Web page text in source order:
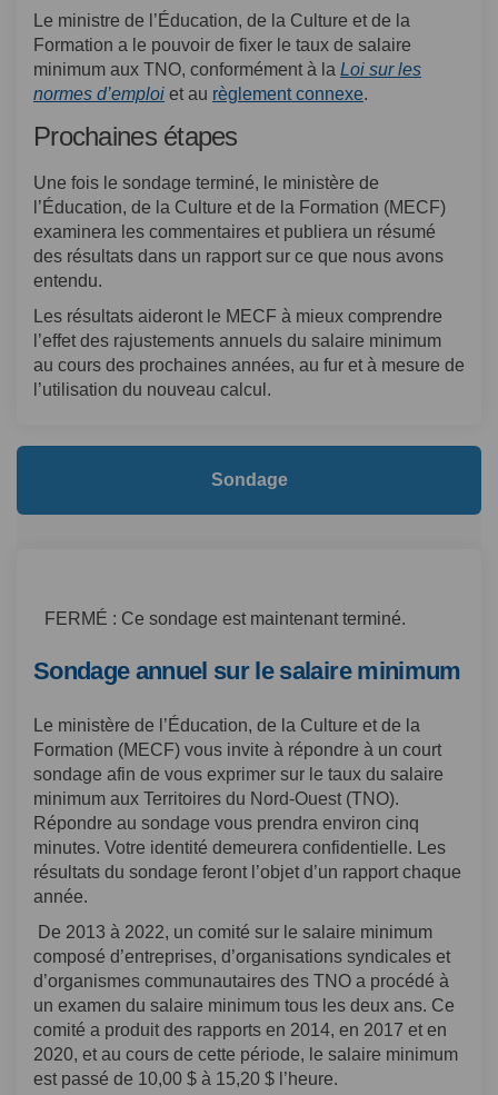
Le ministre de l’Éducation, de la Culture et de la
Formation a le pouvoir de fixer le taux de salaire
minimum aux TNO, conformément à la Loi sur les
normes d’emploi(Liens externes)
et au règlement connexe(Liens externes)
.
Prochaines étapes
Une fois le sondage terminé, le ministère de
l’Éducation, de la Culture et de la Formation (MECF)
examinera les commentaires et publiera un résumé
des résultats dans un rapport sur ce que nous avons
entendu.
Les résultats aideront le MECF à mieux comprendre
l’effet des rajustements annuels du salaire minimum
au cours des prochaines années, au fur et à mesure de
l’utilisation du nouveau calcul.
Sondage
FERMÉ : Ce sondage est maintenant terminé.
Sondage annuel sur le salaire minimum
Le ministère de l’Éducation, de la Culture et de la
Formation (MECF) vous invite à répondre à un court
sondage afin de vous exprimer sur le taux du salaire
minimum aux Territoires du Nord-Ouest (TNO).
Répondre au sondage vous prendra environ cinq
minutes. Votre identité demeurera confidentielle. Les
résultats du sondage feront l’objet d’un rapport chaque
année.
De 2013 à 2022, un comité sur le salaire minimum
composé d’entreprises, d’organisations syndicales et
d’organismes communautaires des TNO a procédé à
un examen du salaire minimum tous les deux ans. Ce
comité a produit des rapports en 2014, en 2017 et en
2020, et au cours de cette période, le salaire minimum
est passé de 10,00 $ à 15,20 $ l’heure.